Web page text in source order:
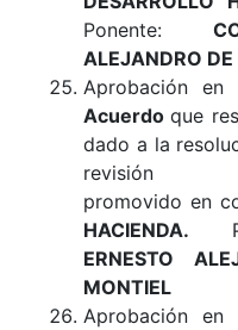
Ponente:
ALEJANDRO
Aprobación
Acuerdoque
dado a la
revisión
promovido en
HACIENDA.
ERNESTO
MONTIEL
Aprobación